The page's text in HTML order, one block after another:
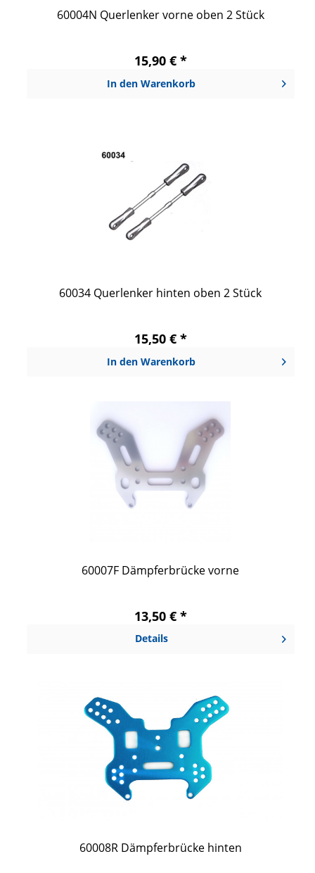
60004N Querlenker vorne oben 2 Stück
15,90 € *
In den Warenkorb
60034 Querlenker hinten oben 2 Stück
15,50 € *
In den Warenkorb
60007F Dämpferbrücke vorne
13,50 € *
Details
60008R Dämpferbrücke hinten